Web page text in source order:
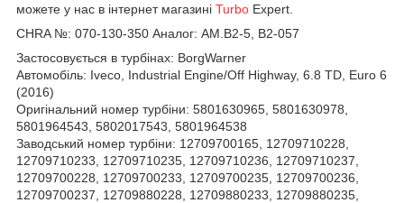
можете у нас в інтернет магазині Turbo Expert.
CHRA №: 070-130-350 Аналог: AM.B2-5, B2-057
Застосовується в турбінах: BorgWarner
Автомобіль: Iveco, Industrial Engine/Off Highway, 6.8 TD, Euro 6
(2016)
Оригінальний номер турбіни: 5801630965, 5801630978,
5801964543, 5802017543, 5801964538
Заводський номер турбіни: 12709700165, 12709710228,
12709710233, 12709710235, 12709710236, 12709710237,
12709700228, 12709700233, 12709700235, 12709700236,
12709700237, 12709880228, 12709880233, 12709880235,